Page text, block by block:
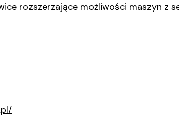
rozszerzające możliwości maszyn z